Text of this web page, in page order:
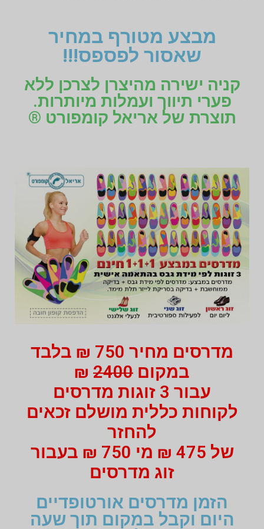
מבצע מטורף במחיר
שאסור לפספס!!!
קניה ישירה מהיצרן לצרכן ללא
פערי תיווך ועמלות מיותרות.
תוצרת של אריאל קומפורט ®
מדרסים מחיר 750 ₪ בלבד
במקום 2400
₪
עבור 3 זוגות מדרסים
לקוחות כללית מושלם זכאים
להחזר
של 475 ₪ מי 750 ₪ בעבור
זוג מדרסים
הזמן מדרסים אורטופדיים
היום וקבל במקום תוך שעה